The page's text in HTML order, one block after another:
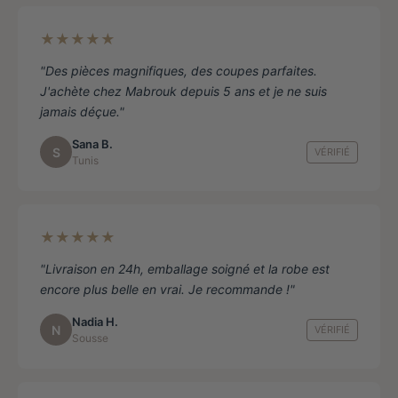
★★★★★
"Des pièces magnifiques, des coupes parfaites.
J'achète chez Mabrouk depuis 5 ans et je ne suis
jamais déçue."
S
Sana B.
Tunis
VÉRIFIÉ
★★★★★
"Livraison en 24h, emballage soigné et la robe est
encore plus belle en vrai. Je recommande !"
N
Nadia H.
Sousse
VÉRIFIÉ